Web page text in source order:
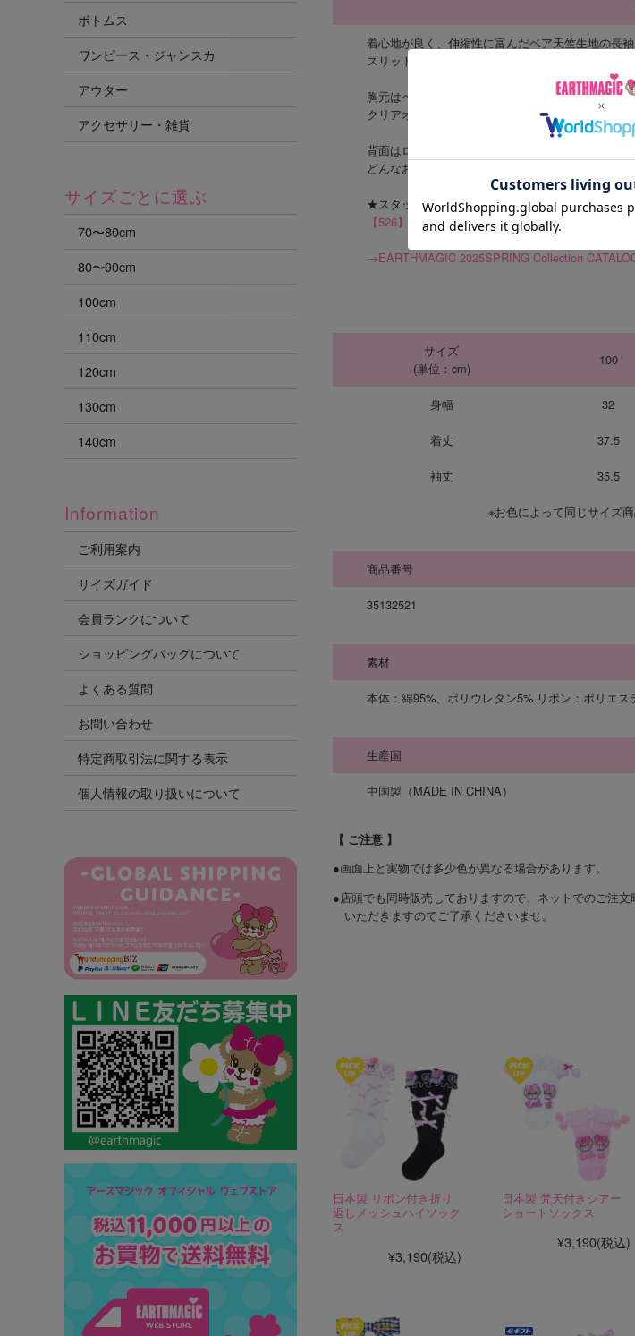
着心地が良く、伸縮性に富んだベア天竺生地の長袖
スリット入りの両袖にはサテンリボンが3つずつつ
胸元はベースカラーによって配色の異なるマフィー
クリアオーロラカラーの前開きボタンがキラキラと
背面はロゴプリント入りで、シンプルなシルエッ
どんなお洋服にも合わせやすく、肌寒い日のプラ
★スタッフオススメコーディネートアイテム★
【526】ミニいちごマフィー総柄レギンス
【185
→EARTHMAGIC 2025SPRING Collection
サイズ
(単位：cm)
100
身幅 32
着丈 37.5
袖丈 35.5
※お色によって同じサイズ
商品番号
35132521
素材
本体：綿95%、ポリウレタン5% リボン：ポリエス
生産国
中国製（MADE IN CHINA）
【 ご注意 】
●画面上と実物では多少色が異なる場合があります。
●店頭でも同時販売しておりますので、ネットでのご注
いただきますのでご了承くださいませ。
日本製 リボン付き折り
返しメッシュハイソック
ス
¥3,190(税込)
日本製 梵天付きシアー
ショートソックス
¥3,190(税込)
ボトムス
ワンピース・ジャンスカ
アウター
アクセサリー・雑貨
サイズごとに選ぶ
70〜80cm
80〜90cm
100cm
110cm
120cm
130cm
140cm
Information
ご利用案内
サイズガイド
会員ランクについて
ショッピングバッグについて
よくある質問
お問い合わせ
特定商取引法に関する表示
個人情報の取り扱いについて